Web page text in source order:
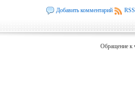
Добавить комментарий
Обращение к